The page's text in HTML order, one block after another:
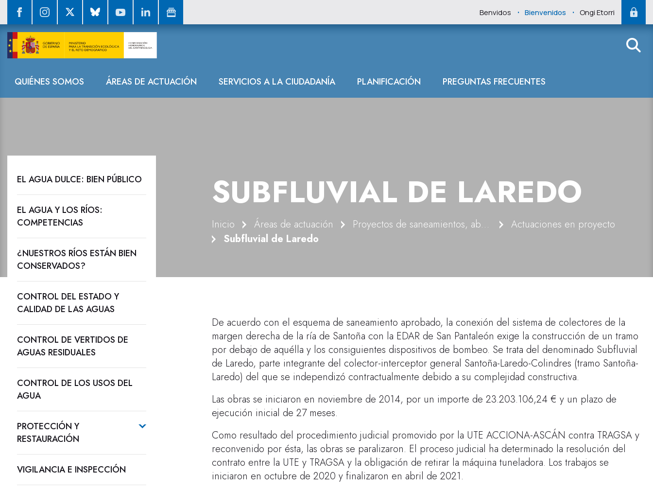
Benvidos . Bienvenidos . Ongi Etorri
Navegación
QUIÉNES SOMOS ÁREAS DE ACTUACIÓN SERVICIOS A LA CIUDADANÍA PLANIFICACIÓN PREGUNTAS FRECUENTES
Subfluvial de Laredo
SUBFLUVIAL DE LAREDO
Inicio Áreas de actuación Proyectos de saneamientos, abastecimientos y defensa contra inundaciones
Actuaciones en proyecto
Subfluvial de Laredo
EL AGUA DULCE: BIEN PÚBLICO
EL AGUA Y LOS RÍOS:
COMPETENCIAS
¿NUESTROS RÍOS ESTÁN BIEN
CONSERVADOS?
CONTROL DEL ESTADO Y
CALIDAD DE LAS AGUAS
CONTROL DE VERTIDOS DE
AGUAS RESIDUALES
CONTROL DE LOS USOS DEL
AGUA
PROTECCIÓN Y
RESTAURACIÓN
VIGILANCIA E INSPECCIÓN
De acuerdo con el esquema de saneamiento aprobado, la conexión del sistema de colectores de la
margen derecha de la ría de Santoña con la EDAR de San Pantaleón exige la construcción de un tramo
por debajo de aquélla y los consiguientes dispositivos de bombeo. Se trata del denominado Subfluvial
de Laredo, parte integrante del colector-interceptor general Santoña-Laredo-Colindres (tramo Santoña-
Laredo) del que se independizó contractualmente debido a su complejidad constructiva.
Las obras se iniciaron en noviembre de 2014, por un importe de 23.203.106,24 € y un plazo de
ejecución inicial de 27 meses.
Como resultado del procedimiento judicial promovido por la UTE ACCIONA-ASCÁN contra TRAGSA y
reconvenido por ésta, las obras se paralizaron. El proceso judicial ha determinado la resolución del
contrato entre la UTE y TRAGSA y la obligación de retirar la máquina tuneladora. Los trabajos se
iniciaron en octubre de 2020 y finalizaron en abril de 2021.